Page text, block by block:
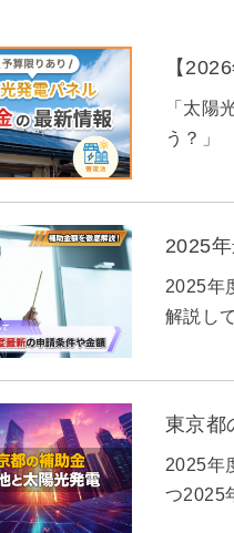
【
「太陽
う？」
2025
2025年
解説し
東京都
2025年
つ2025